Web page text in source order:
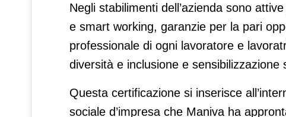
Negli stabilimenti dell’azienda sono
e smart working, garanzie per la pari
professionale di ogni lavoratore e
diversità e inclusione e
Questa certificazione si inserisce
sociale d’impresa che Maniva ha